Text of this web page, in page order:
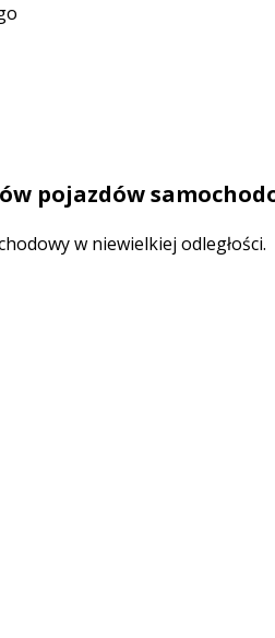
pojazdów
w niewielkiej odległości.